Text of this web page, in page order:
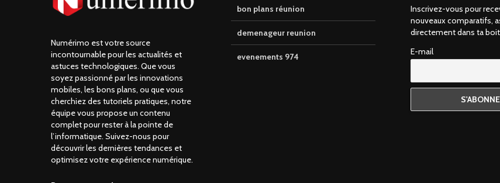
Numérimo est votre source
incontournable pour les actualités et
astuces technologiques. Que vous
soyez passionné par les innovations
mobiles, les bons plans, ou que vous
cherchiez des tutoriels pratiques, notre
équipe vous propose un contenu
complet pour rester à la pointe de
l’informatique. Suivez-nous pour
découvrir les dernières tendances et
optimisez votre expérience numérique.
bon plans réunion
demenageur reunion
evenements 974
Inscrivez-vous pour
nouveaux comparatifs,
directement dans ta
E-mail